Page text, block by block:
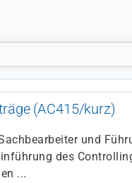
(AC415/kurz)
und
des
...